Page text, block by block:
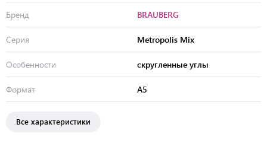
Бренд BRAUBERG
Серия Metropolis Mix
Особенности скругленные углы
Формат А5
Все характеристики